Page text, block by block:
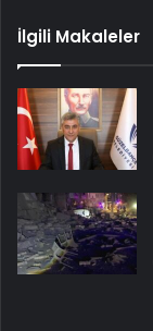
İlgili Makaleler